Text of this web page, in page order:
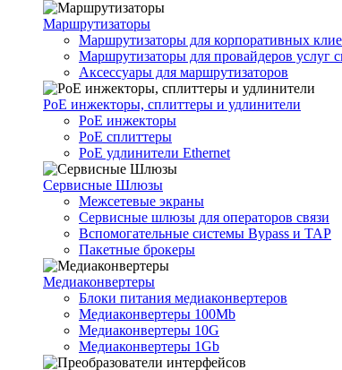
Маршрутизаторы
Маршрутизаторы для корпоративных
Маршрутизаторы для провайдеров услуг
Аксессуары для маршрутизаторов
PoE инжекторы, сплиттеры и удлинители
PoE инжекторы
PoE сплиттеры
PoE удлинители Ethernet
Сервисные Шлюзы
Межсетевые экраны
Сервисные шлюзы для операторов связи
Вспомогательные системы Bypass и TAP
Пакетные брокеры
Медиаконвертеры
Блоки питания медиаконвертеров
Медиаконвертеры 100Mb
Медиаконвертеры 10G
Медиаконвертеры 1Gb